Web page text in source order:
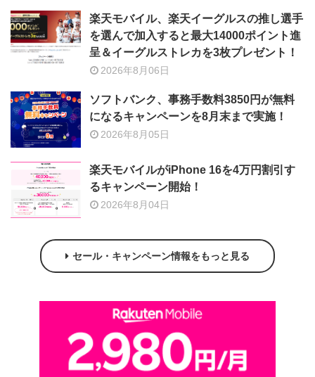
楽天モバイル、楽天イーグルスの推し選手
を選んで加入すると最大14000ポイント進
呈＆イーグルストレカを3枚プレゼント！
2026年8月06日
ソフトバンク、事務手数料3850円が無料
になるキャンペーンを8月末まで実施！
2026年8月05日
楽天モバイルがiPhone 16を4万円割引す
るキャンペーン開始！
2026年8月04日
セール・キャンペーン情報をもっと見る